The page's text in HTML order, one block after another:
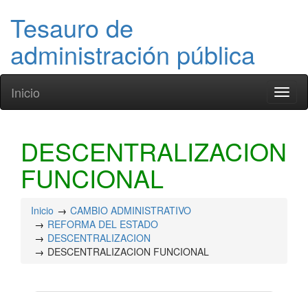
Tesauro de
administración pública
Inicio
DESCENTRALIZACION
FUNCIONAL
Inicio
CAMBIO ADMINISTRATIVO
REFORMA DEL ESTADO
DESCENTRALIZACION
DESCENTRALIZACION FUNCIONAL